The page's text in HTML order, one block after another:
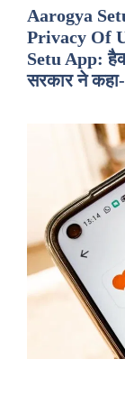
Aarogya
Privacy Of
Setu App:
सरकार ने